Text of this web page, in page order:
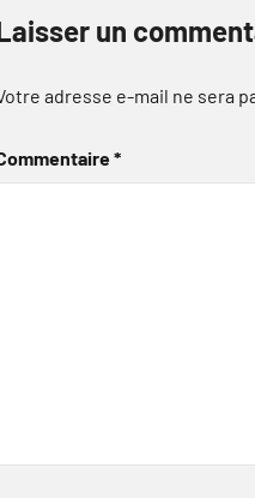
un
adresse e-mail ne sera
*